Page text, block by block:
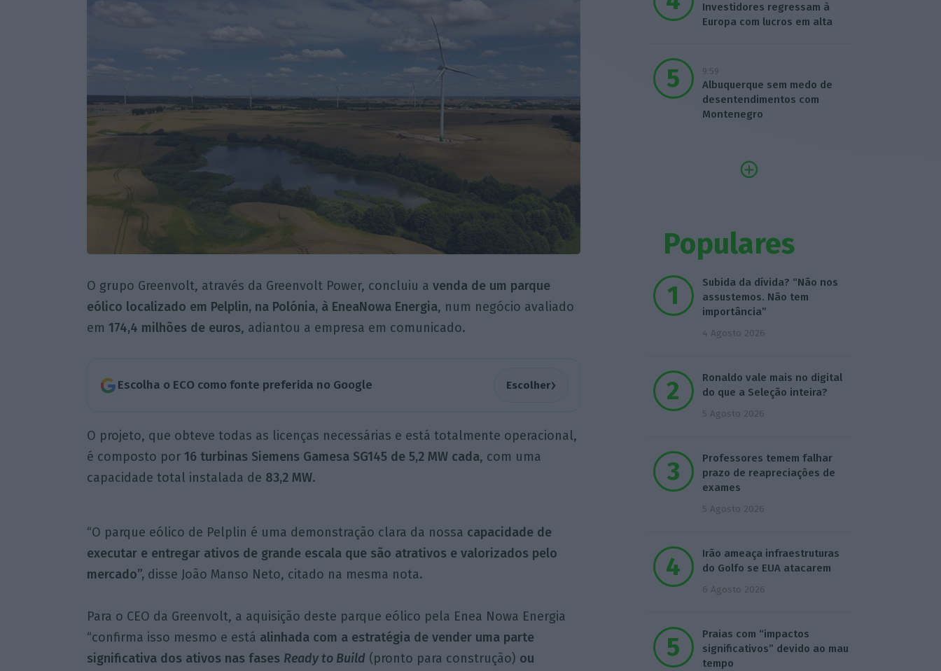
O grupo Greenvolt, através da Greenvolt Power, concluiu a venda de um parque
eólico localizado em Pelplin, na Polónia, à EneaNowa Energia, num negócio avaliado
em 174,4 milhões de euros, adiantou a empresa em comunicado.
Escolha o ECO como fonte preferida no Google Escolher›
O projeto, que obteve todas as licenças necessárias e está totalmente operacional,
é composto por 16 turbinas Siemens Gamesa SG145 de 5,2 MW cada, com uma
capacidade total instalada de 83,2 MW.
“O parque eólico de Pelplin é uma demonstração clara da nossa capacidade de
executar e entregar ativos de grande escala que são atrativos e valorizados pelo
mercado”, disse João Manso Neto, citado na mesma nota.
Para o CEO da Greenvolt, a aquisição deste parque eólico pela Enea Nowa Energia
“confirma isso mesmo e está alinhada com a estratégia de vender uma parte
significativa dos ativos nas fases Ready to Build (pronto para construção) ou
Investidores regressam à
Europa com lucros em alta
9:59
Albuquerque sem medo de
desentendimentos com
Montenegro
Populares
Subida da dívida? “Não nos
assustemos. Não tem
importância”
4 Agosto 2026
Ronaldo vale mais no digital
do que a Seleção inteira?
5 Agosto 2026
Professores temem falhar
prazo de reapreciações de
exames
5 Agosto 2026
Irão ameaça infraestruturas
do Golfo se EUA atacarem
6 Agosto 2026
Praias com “impactos
significativos” devido ao mau
tempo